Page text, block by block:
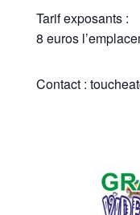
Tarif exposants :
8 euros
Contact :